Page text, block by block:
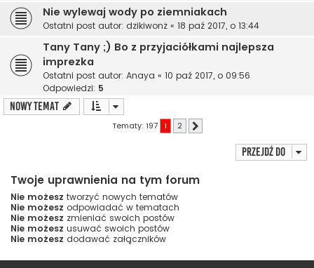
Nie wylewaj wody po ziemniakach
Ostatni post autor: dzikiwonż « 18 paź 2017, o 13:44
Tany Tany ;) Bo z przyjaciółkami najlepsza
imprezka
Ostatni post autor: Anaya « 10 paź 2017, o 09:56
Odpowiedzi: 5
NOWY TEMAT
Tematy: 197 1 2
Przejdź do
Twoje uprawnienia na tym forum
Nie możesz tworzyć nowych tematów
Nie możesz odpowiadać w tematach
Nie możesz zmieniać swoich postów
Nie możesz usuwać swoich postów
Nie możesz dodawać załączników